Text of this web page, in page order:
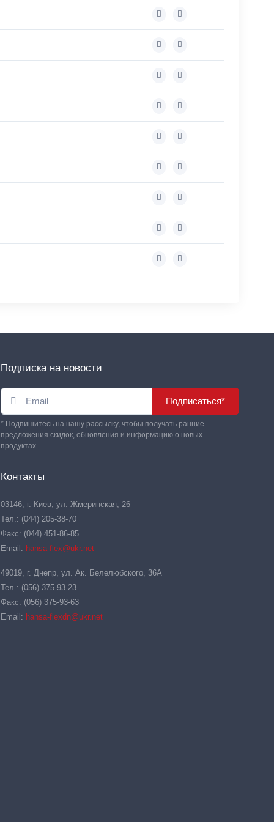
Подписка на новости
Подписаться*
* Подпишитесь на нашу рассылку, чтобы получать ранние
предложения скидок, обновления и информацию о новых
продуктах.
Контакты
03146, г. Киев, ул. Жмеринская, 26
Тел.: (044) 205-38-70
Факс: (044) 451-86-85
Email: hansa-flex@ukr.net
49019, г. Днепр, ул. Ак. Белелюбского, 36А
Тел.: (056) 375-93-23
Факс: (056) 375-93-63
Email: hansa-flexdn@ukr.net